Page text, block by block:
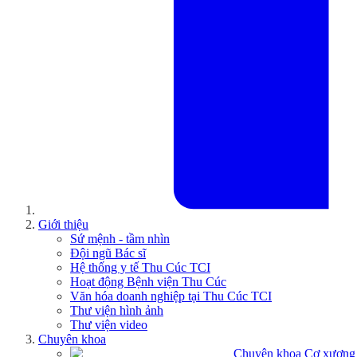
Giới thiệu
Sứ mệnh - tầm nhìn
Đội ngũ Bác sĩ
Hệ thống y tế Thu Cúc TCI
Hoạt động Bệnh viện Thu Cúc
Văn hóa doanh nghiệp tại Thu Cúc TCI
Thư viện hình ảnh
Thư viện video
Chuyên khoa
Chuyên khoa Cơ